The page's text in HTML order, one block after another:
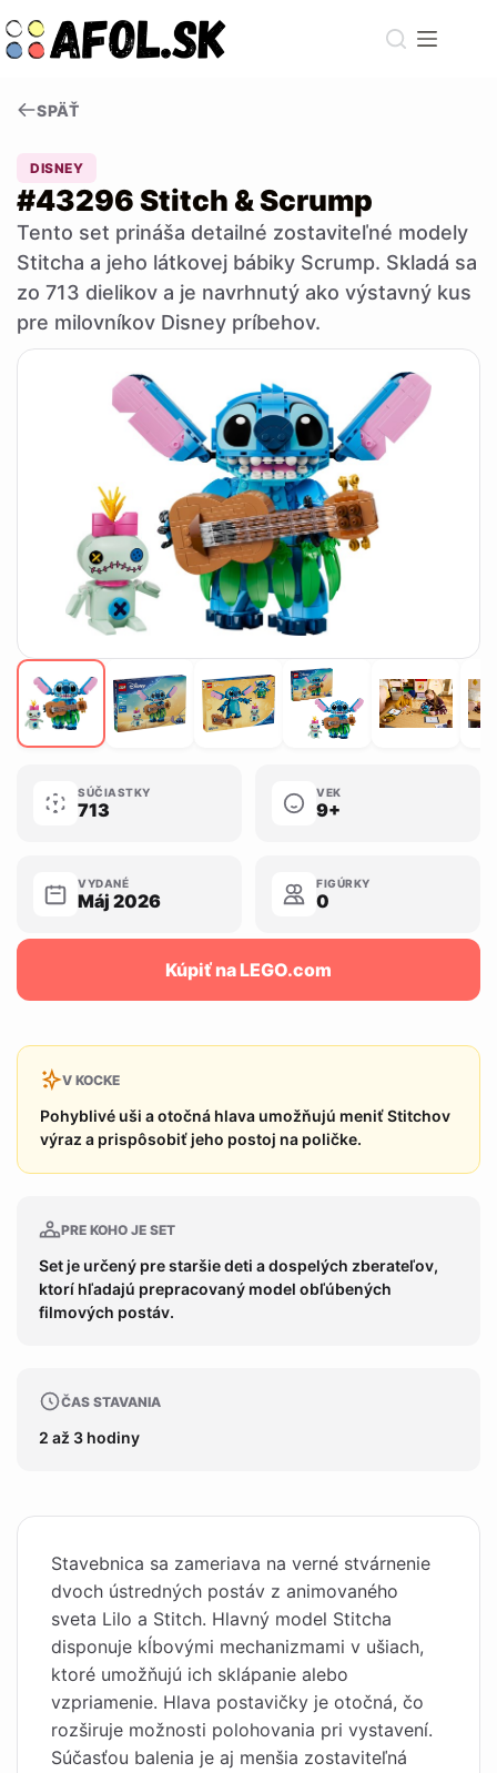
to
content
SPÄŤ
DISNEY
#43296 Stitch & Scrump
Tento set prináša detailné zostaviteľné modely
Stitcha a jeho látkovej bábiky Scrump. Skladá sa
zo 713 dielikov a je navrhnutý ako výstavný kus
pre milovníkov Disney príbehov.
SÚČIASTKY
713
VEK
9+
VYDANÉ
Máj 2026
FIGÚRKY
0
Kúpiť na LEGO.com
V KOCKE
Pohyblivé uši a otočná hlava umožňujú meniť Stitchov
výraz a prispôsobiť jeho postoj na poličke.
PRE KOHO JE SET
Set je určený pre staršie deti a dospelých zberateľov,
ktorí hľadajú prepracovaný model obľúbených
filmových postáv.
ČAS STAVANIA
2 až 3 hodiny
Stavebnica sa zameriava na verné stvárnenie
dvoch ústredných postáv z animovaného
sveta Lilo a Stitch. Hlavný model Stitcha
disponuje kĺbovými mechanizmami v ušiach,
ktoré umožňujú ich sklápanie alebo
vzpriamenie. Hlava postavičky je otočná, čo
rozširuje možnosti polohovania pri vystavení.
Súčasťou balenia je aj menšia zostaviteľná